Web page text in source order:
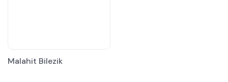
Malahit Bilezik